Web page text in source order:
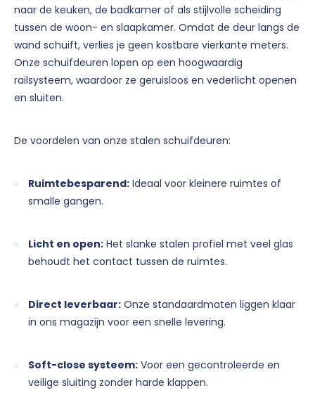
naar de keuken, de badkamer of als stijlvolle scheiding
tussen de woon- en slaapkamer. Omdat de deur langs de
wand schuift, verlies je geen kostbare vierkante meters.
Onze schuifdeuren lopen op een hoogwaardig
railsysteem, waardoor ze geruisloos en vederlicht openen
en sluiten.
De voordelen van onze stalen schuifdeuren:
Ruimtebesparend: Ideaal voor kleinere ruimtes of
smalle gangen.
Licht en open: Het slanke stalen profiel met veel glas
behoudt het contact tussen de ruimtes.
Direct leverbaar: Onze standaardmaten liggen klaar
in ons magazijn voor een snelle levering.
Soft-close systeem: Voor een gecontroleerde en
veilige sluiting zonder harde klappen.